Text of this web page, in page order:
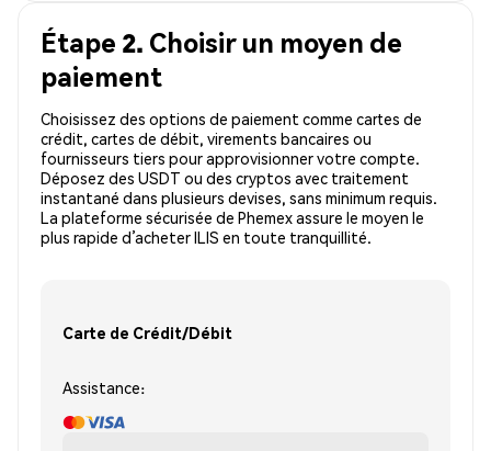
Étape 2. Choisir un moyen de
paiement
Choisissez des options de paiement comme cartes de
crédit, cartes de débit, virements bancaires ou
fournisseurs tiers pour approvisionner votre compte.
Déposez des USDT ou des cryptos avec traitement
instantané dans plusieurs devises, sans minimum requis.
La plateforme sécurisée de Phemex assure le moyen le
plus rapide d’acheter ILIS en toute tranquillité.
Carte de Crédit/Débit
Assistance: